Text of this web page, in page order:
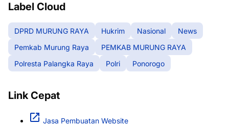
Label Cloud
DPRD MURUNG RAYA Hukrim Nasional
News
Pemkab Murung Raya
PEMKAB MURUNG RAYA
Polresta Palangka Raya
Polri Ponorogo
Link Cepat
Jasa Pembuatan Website